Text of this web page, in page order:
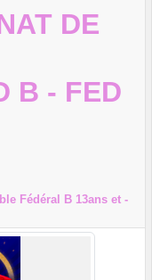
DE
B - FED
Fédéral B 13ans et -